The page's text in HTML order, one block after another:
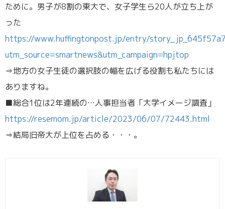
ために。男子が8割の東大で、女子学生ら20人が立ち上が
った
https://www.huffingtonpost.jp/entry/
utm_source=smartnews&utm_campaign=hpjtop
⇒地方の女子生徒の選択肢の幅を広げる役割も私たちには
ありますね。
■総合1位は2年連続の…人事担当者「大学イメージ調査」
https://resemom.jp/article/2023/06/07/72443.html
⇒結局旧帝大が上位を占める・・・。